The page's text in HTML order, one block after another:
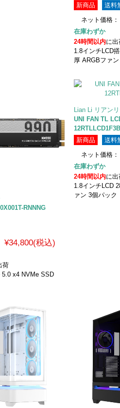
新商品
送料
ネット価格：
在庫わずか
24時間以内に出
1.8インチLCD
厚 ARGBファ
RNNNG
¥34,800(税込)
荷
5.0 x4 NVMe SSD
Lian Li リアン
UNI FAN TL
12RTLLCD1F3B
新商品
送料
ネット価格：
在庫わずか
24時間以内に出
1.8インチLCD
ァン 3個パック